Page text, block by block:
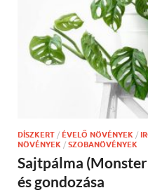
DÍSZKERT / ÉVELŐ NÖVÉNYEK /
NÖVÉNYEK / SZOBANÖVÉNYEK
Sajtpálma
és gondozása